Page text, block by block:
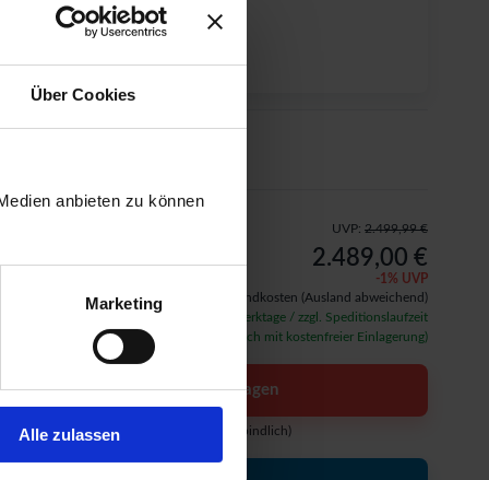
Über Cookies
anbieten zu können
Marketing
Alle zulassen
UVP: 2.499,99 €
2.489,00 €
-1 % UVP
inkl. 19% MwSt.,zzgl. ab 49 € Versandkosten (Ausland abweichend)
Verfügbarkeit: ca. 15 - 20 Werktage / zzgl. Speditionslaufzeit
(auf Wunsch auch mit kostenfreier Einlagerung)
Angebot anfragen
(kostenlos & unverbindlich)